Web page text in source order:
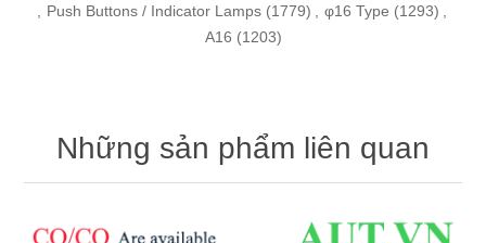
Push Buttons / Indicator Lamps (1779) φ16 Type (1293)
A16 (1203)
Những sản phẩm liên quan